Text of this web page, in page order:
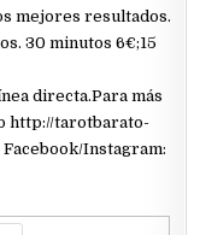
mejores resultados.
30 minutos 6€;15
directa.Para más
http://tarotbarato-
Instagram: